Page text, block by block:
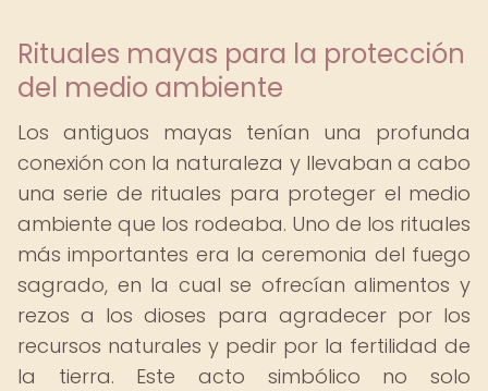
Rituales mayas para la protección
del medio ambiente
Los antiguos mayas tenían una profunda
conexión con la naturaleza y llevaban a cabo
una serie de rituales para proteger el medio
ambiente que los rodeaba. Uno de los rituales
más importantes era la ceremonia del fuego
sagrado, en la cual se ofrecían alimentos y
rezos a los dioses para agradecer por los
recursos naturales y pedir por la fertilidad de
la tierra. Este acto simbólico no solo